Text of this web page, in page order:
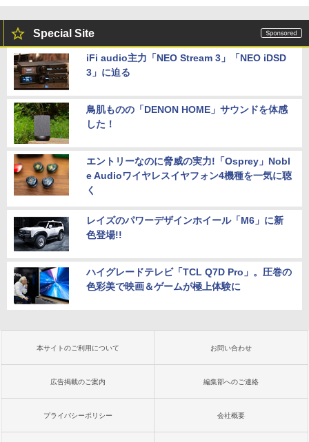
Special Site
iFi audio主力「NEO Stream 3」「NEO iDSD
3」に迫る
鳥肌ものの「DENON HOME」サウンドを体感
した！
エントリーなのに脅威の実力!「Osprey」Nobl
e Audioワイヤレスイヤフォン4機種を一気に聴
く
レイズのパワーデザインホイール「M6」に新
色登場!!
ハイグレードテレビ「TCL Q7D Pro」。圧巻の
色彩美で映画＆ゲームが極上体験に
本サイトのご利用について お問い合わせ
広告掲載のご案内 編集部へのご連絡
プライバシーポリシー 会社概要